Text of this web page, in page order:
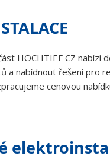
HOCHTIEF CZ
a nabídnout řešení pro
cenovou